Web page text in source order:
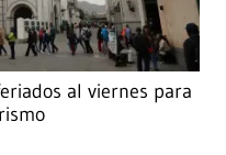
al viernes para